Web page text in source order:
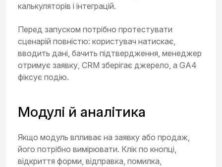
калькуляторів і інтеграцій.
Перед запуском потрібно протестувати
сценарій повністю: користувач натискає,
вводить дані, бачить підтвердження, менеджер
отримує заявку, CRM зберігає джерело, а GA4
фіксує подію.
Модулі й аналітика
Якщо модуль впливає на заявку або продаж,
його потрібно вимірювати. Клік по кнопці,
відкриття форми, відправка, помилка,